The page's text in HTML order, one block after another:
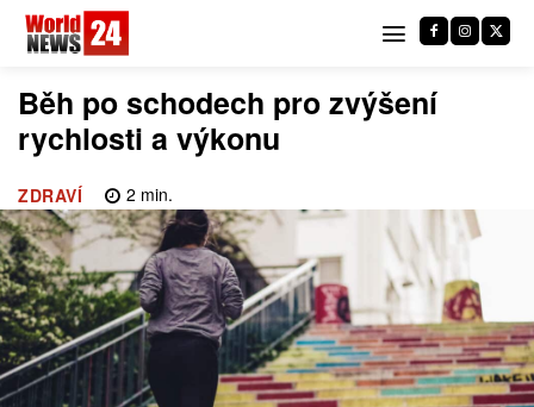
Běh po schodech pro zvýšení
rychlosti a výkonu
ZDRAVÍ 2 min.